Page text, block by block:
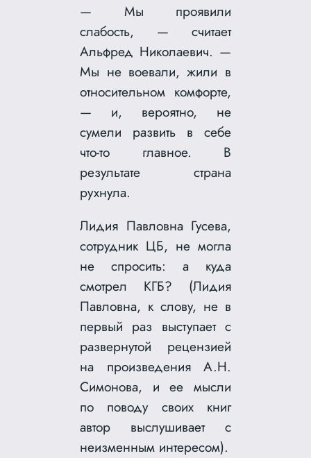
— Мы проявили
слабость, — считает
Альфред Николаевич. —
Мы не воевали, жили в
относительном комфорте,
— и, вероятно, не
сумели развить в себе
что-то главное. В
результате страна
рухнула.
Лидия Павловна Гусева,
сотрудник ЦБ, не могла
не спросить: а куда
смотрел КГБ? (Лидия
Павловна, к слову, не в
первый раз выступает с
развернутой рецензией
на произведения А.Н.
Симонова, и ее мысли
по поводу своих книг
автор выслушивает с
неизменным интересом).